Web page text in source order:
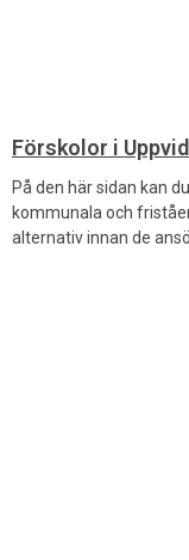
Förskolor i
På den här sidan kan
kommunala och
alternativ innan de